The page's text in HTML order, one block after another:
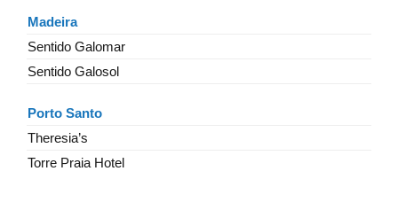
Madeira
Sentido Galomar
Sentido Galosol
Porto Santo
Theresia’s
Torre Praia Hotel